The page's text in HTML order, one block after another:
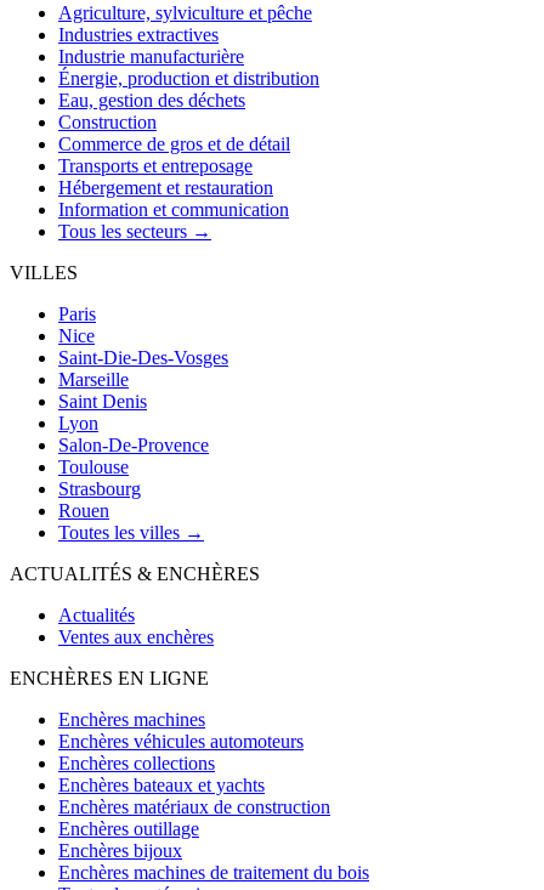
Agriculture, sylviculture et pêche
Industries extractives
Industrie manufacturière
Énergie, production et distribution
Eau, gestion des déchets
Construction
Commerce de gros et de détail
Transports et entreposage
Hébergement et restauration
Information et communication
Tous les secteurs →
VILLES
Paris
Nice
Saint-Die-Des-Vosges
Marseille
Saint Denis
Lyon
Salon-De-Provence
Toulouse
Strasbourg
Rouen
Toutes les villes →
ACTUALITÉS & ENCHÈRES
Actualités
Ventes aux enchères
ENCHÈRES EN LIGNE
Enchères machines
Enchères véhicules automoteurs
Enchères collections
Enchères bateaux et yachts
Enchères matériaux de construction
Enchères outillage
Enchères bijoux
Enchères machines de traitement du bois